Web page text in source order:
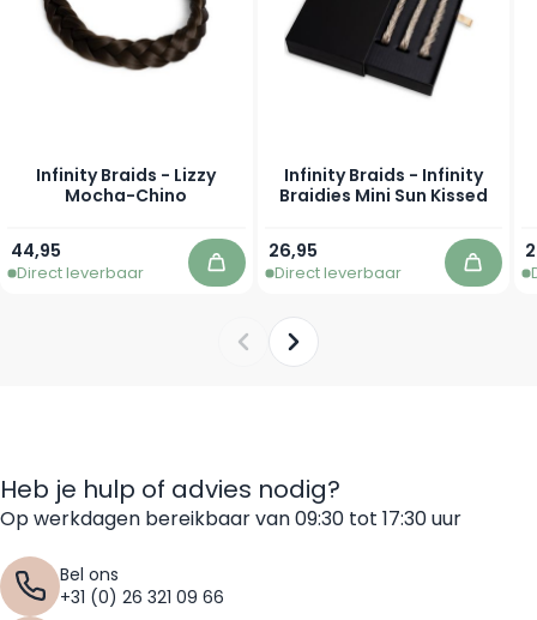
Infinity Braids - Lizzy
Mocha-Chino
44,95
Direct leverbaar In winkelwagen
Infinity Braids - Infinity
Braidies Mini Sun Kissed
26,95
Direct leverbaar In
Heb je hulp of advies nodig?
Op werkdagen bereikbaar van 09:30 tot 17:30 uur
Bel ons
+31 (0) 26 321 09 66